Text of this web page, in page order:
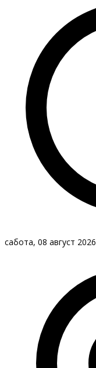
сабота, 08 август 2026